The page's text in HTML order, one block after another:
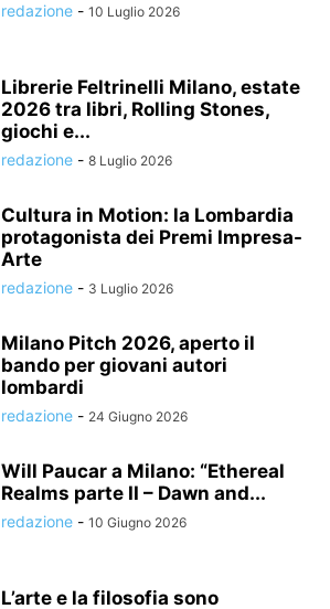
redazione - 10 Luglio 2026
Librerie Feltrinelli Milano, estate
2026 tra libri, Rolling Stones,
giochi e...
redazione - 8 Luglio 2026
Cultura in Motion: la Lombardia
protagonista dei Premi Impresa-
Arte
redazione - 3 Luglio 2026
Milano Pitch 2026, aperto il
bando per giovani autori
lombardi
redazione - 24 Giugno 2026
Will Paucar a Milano: “Ethereal
Realms parte II – Dawn and...
redazione - 10 Giugno 2026
L’arte e la filosofia sono